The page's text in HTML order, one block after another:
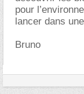
pour
lancer dans
Bruno